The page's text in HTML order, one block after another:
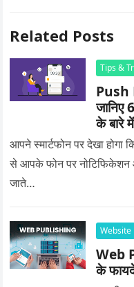
Related Posts
Tips &
Push
के बारे
आपने स्मार्टफोन पर देखा होगा
से आपके फोन पर नोटिफिकेशन
जाते…
Website
Web
के